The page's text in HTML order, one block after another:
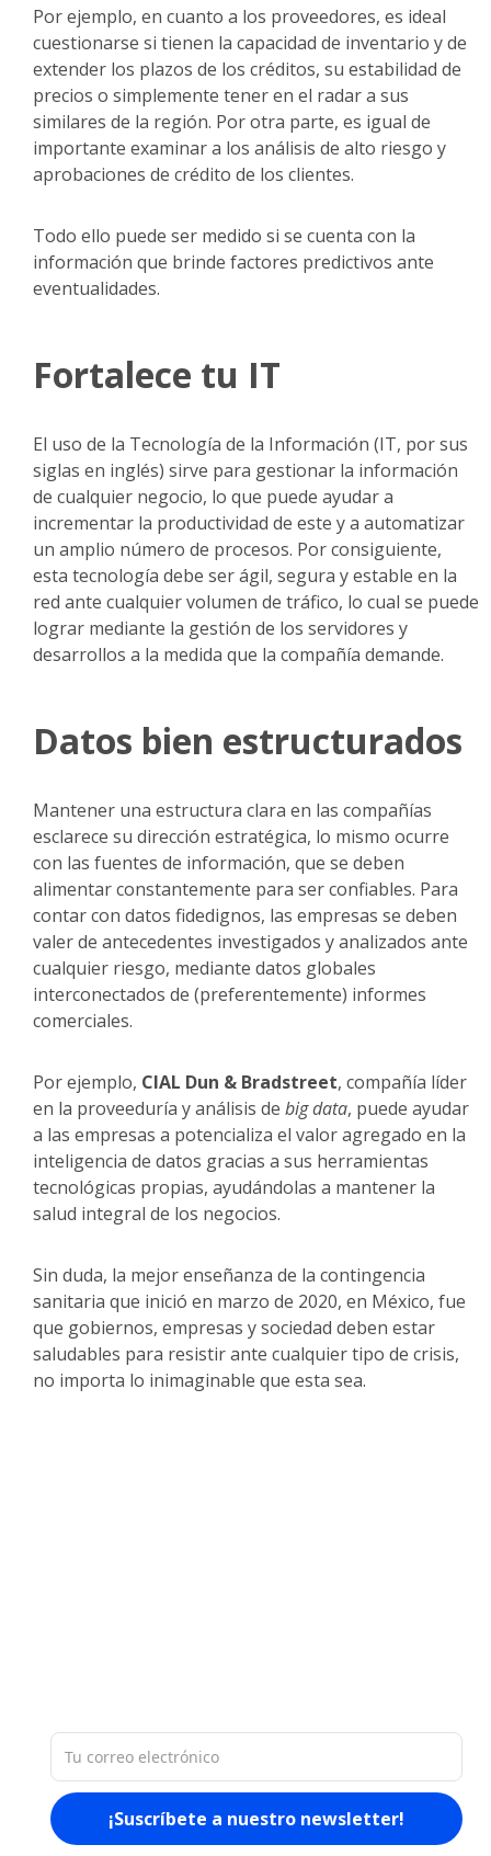
Por ejemplo, en cuanto a los proveedores, es ideal
cuestionarse si tienen la capacidad de inventario y de
extender los plazos de los créditos, su estabilidad de
precios o simplemente tener en el radar a sus
similares de la región. Por otra parte, es igual de
importante examinar a los análisis de alto riesgo y
aprobaciones de crédito de los clientes.
Todo ello puede ser medido si se cuenta con la
información que brinde factores predictivos ante
eventualidades.
Fortalece tu IT
El uso de la Tecnología de la Información (IT, por sus
siglas en inglés) sirve para gestionar la información
de cualquier negocio, lo que puede ayudar a
incrementar la productividad de este y a automatizar
un amplio número de procesos. Por consiguiente,
esta tecnología debe ser ágil, segura y estable en la
red ante cualquier volumen de tráfico, lo cual se puede
lograr mediante la gestión de los servidores y
desarrollos a la medida que la compañía demande.
Datos bien estructurados
Mantener una estructura clara en las compañías
esclarece su dirección estratégica, lo mismo ocurre
con las fuentes de información, que se deben
alimentar constantemente para ser confiables. Para
contar con datos fidedignos, las empresas se deben
valer de antecedentes investigados y analizados ante
cualquier riesgo, mediante datos globales
interconectados de (preferentemente) informes
comerciales.
Por ejemplo, CIAL Dun & Bradstreet, compañía líder
en la proveeduría y análisis de big data, puede ayudar
a las empresas a potencializa el valor agregado en la
inteligencia de datos gracias a sus herramientas
tecnológicas propias, ayudándolas a mantener la
salud integral de los negocios.
Sin duda, la mejor enseñanza de la contingencia
sanitaria que inició en marzo de 2020, en México, fue
que gobiernos, empresas y sociedad deben estar
saludables para resistir ante cualquier tipo de crisis,
no importa lo inimaginable que esta sea.